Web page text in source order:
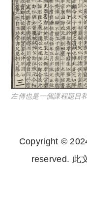
左傳也是一個課程題目
Copyright ©
reserved. 此